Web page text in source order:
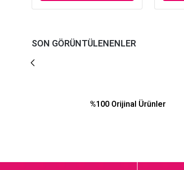
SON GÖRÜNTÜLENENLER
%100 Orijinal Ürünler